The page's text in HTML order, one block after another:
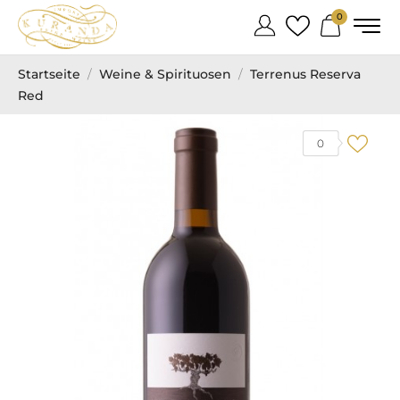
0
Startseite Weine & Spirituosen
Terrenus Reserva
Red
0